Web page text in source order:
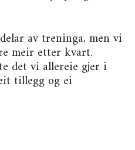
av treninga, men vi
meir etter kvart.
det vi allereie gjer i
tillegg og ei